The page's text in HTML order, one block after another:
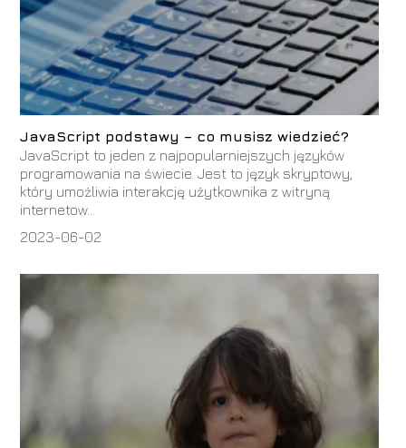
JavaScript podstawy – co musisz wiedzieć?
JavaScript to jeden z najpopularniejszych języków
programowania na świecie. Jest to język skryptowy,
który umożliwia interakcję użytkownika z witryną
internetow...
2023-06-02